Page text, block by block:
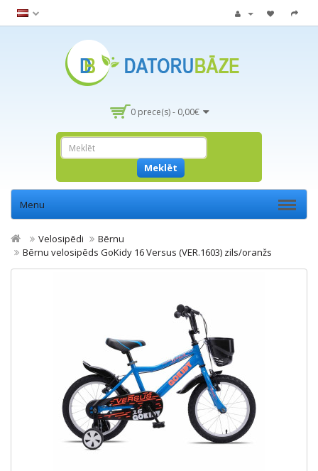
0 prece(s) - 0,00€
Meklēt
Menu
Velosipēdi
Bērnu
Bērnu velosipēds GoKidy 16 Versus (VER.1603) zils/oranžs